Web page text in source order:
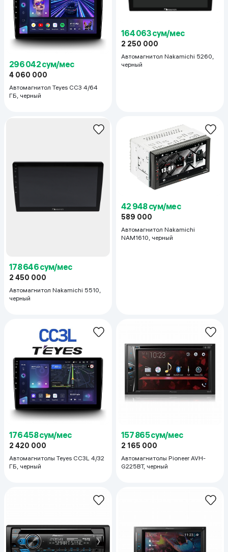
296 042 сум/мес
4 060 000
Автомагнитол Teyes CC3 4/64
ГБ, черный
164 063 сум/мес
2 250 000
Автомагнитол Nakamichi 5260,
черный
178 646 сум/мес
2 450 000
Автомагнитол Nakamichi 5510,
черный
42 948 сум/мес
589 000
Автомагнитол Nakamichi
NAM1610, черный
176 458 сум/мес
2 420 000
Автомагнитолы Teyes CC3L 4/32
ГБ, черный
157 865 сум/мес
2 165 000
Автомагнитолы Pioneer AVH-
G225BT, черный